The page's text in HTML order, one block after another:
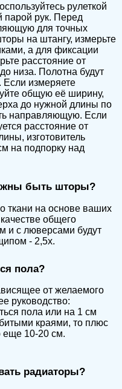
рулеткой
парой рук. Перед
для точных
на штангу, измерьте
а для фиксации
расстояние от
низа. Полотна будут
Если измеряете
общую её ширину,
до нужной длины по
направляющую. Если
расстояние от
изготовитель
на подпорку над
быть шторы?
ткани на основе ваших
общего
и с люверсами будут
- 2,5x.
пола?
от желаемого
руководство:
пола или на 1 см
краями, то плюс
еще 10-20 см.
радиаторы?